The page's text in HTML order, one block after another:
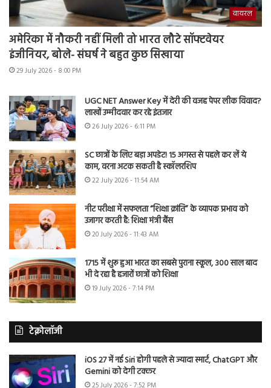
वायरल
अमेरिका में नौकरी नहीं मिली तो भारत लौटे सॉफ्टवेयर
इंजीनियर, बोले- संघर्ष ने बहुत कुछ सिखाया
29 July 2026 - 8:00 PM
UGC NET Answer Key में देरी की वजह पेपर लीक विवाद?
लाखों उम्मीदवार कर रहे इंतजार
26 July 2026 - 6:11 PM
SC छात्रों के लिए बड़ा अपडेट! 15 अगस्त से पहले कर लें ये
काम, वरना अटक सकती है स्कॉलरशिप
22 July 2026 - 11:54 AM
नीट परीक्षा में सफलता “शिक्षा क्रांति” के व्यापक प्रभाव को
उजागर करती है: शिक्षा मंत्री बैंस
20 July 2026 - 11:43 AM
1715 में शुरू हुआ भारत का सबसे पुराना स्कूल, 300 साल बाद
भी दे रहा है हजारों छात्रों को शिक्षा
19 July 2026 - 7:14 PM
टेक्नोलॉजी
iOS 27 में नई Siri होगी पहले से ज्यादा स्मार्ट, ChatGPT और
Gemini को देगी टक्कर
25 July 2026 - 7:52 PM